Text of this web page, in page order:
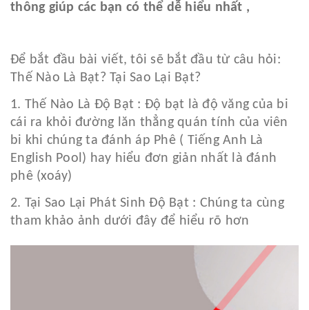
thông giúp các bạn có thể dễ hiểu nhất ,
Để bắt đầu bài viết, tôi sẽ bắt đầu từ câu hỏi:
Thế Nào Là Bạt? Tại Sao Lại Bạt?
1. Thế Nào Là Độ Bạt : Độ bạt là độ văng của bi
cái ra khỏi đường lăn thẳng quán tính của viên
bi khi chúng ta đánh áp Phê ( Tiếng Anh Là
English Pool) hay hiểu đơn giản nhất là đánh
phê (xoáy)
2. Tại Sao Lại Phát Sinh Độ Bạt : Chúng ta cùng
tham khảo ảnh dưới đây để hiểu rõ hơn